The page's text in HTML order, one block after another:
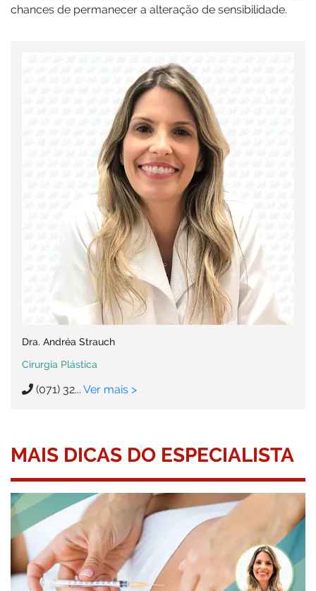
chances de permanecer a alteração de sensibilidade.
Dra. Andréa Strauch
Cirurgia Plástica
(071) 32... Ver mais >
MAIS DICAS DO ESPECIALISTA